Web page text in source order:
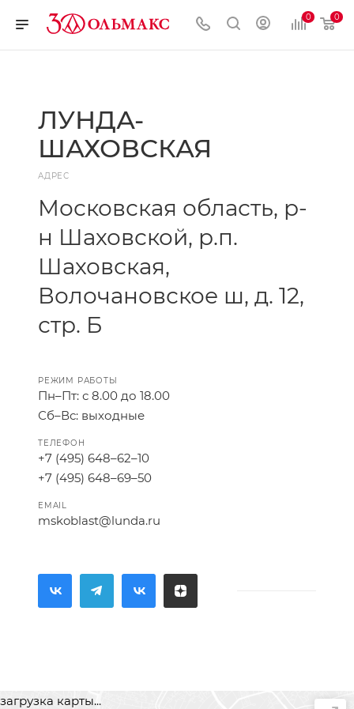
0 0
ЛУНДА-
ШАХОВСКАЯ
АДРЕС
Московская область, р-
н Шаховской, р.п.
Шаховская,
Волочановское ш, д. 12,
стр. Б
РЕЖИМ РАБОТЫ
Пн–Пт: с 8.00 до 18.00
Сб–Вс: выходные
ТЕЛЕФОН
+7 (495) 648–62–10
+7 (495) 648–69–50
EMAIL
mskoblast@lunda.ru
загрузка карты...